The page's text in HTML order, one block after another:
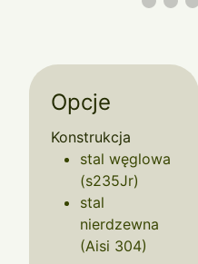
Opcje
Konstrukcja
stal węglowa
(s235Jr)
stal
nierdzewna
(Aisi 304)